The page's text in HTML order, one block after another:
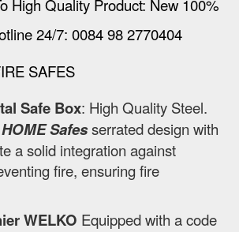
High Quality Product: New 100%
24/7: 0084 98 2770404
Safe Box: High Quality Steel.
Safesserrated design with
a solid integration against
fire, ensuring fire
WELKO Equipped with a code